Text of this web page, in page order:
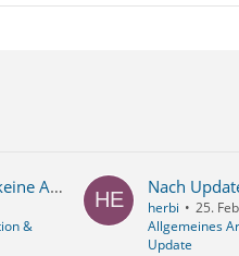
Nach Änderung des mail.de Passwortes keine Anmeldung auf der Desktop Version mehr möglich
&
herbi
25.
Allgemeines
Update